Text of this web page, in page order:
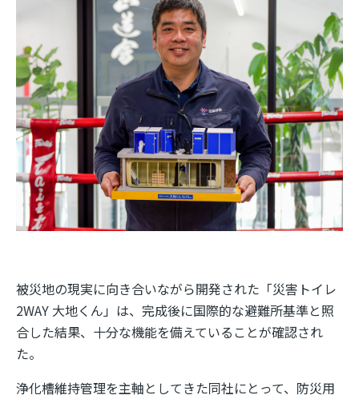
被災地の現実に向き合いながら開発された「災害トイレ
2WAY 大地くん」は、完成後に国際的な避難所基準と照
合した結果、十分な機能を備えていることが確認され
た。
浄化槽維持管理を主軸としてきた同社にとって、防災用